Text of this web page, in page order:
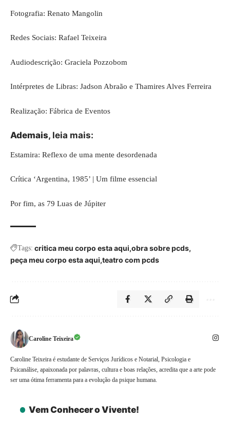
Fotografia: Renato Mangolin
Redes Sociais: Rafael Teixeira
Audiodescrição: Graciela Pozzobom
Intérpretes de Libras: Jadson Abraão e Thamires Alves Ferreira
Realização: Fábrica de Eventos
Ademais, leia mais:
Estamira: Reflexo de uma mente desordenada
Crítica ‘Argentina, 1985’ | Um filme essencial
Por fim, as 79 Luas de Júpiter
Tags: critica meu corpo esta aqui obra sobre pcds
peça meu corpo esta aqui teatro com pcds
Caroline Teixeira
Caroline Teixeira é estudante de Serviços Jurídicos e Notarial, Psicologia e
Psicanálise, apaixonada por palavras, cultura e boas relações, acredita que a arte pode
ser uma ótima ferramenta para a evolução da psique humana.
Vem Conhecer o Vivente!